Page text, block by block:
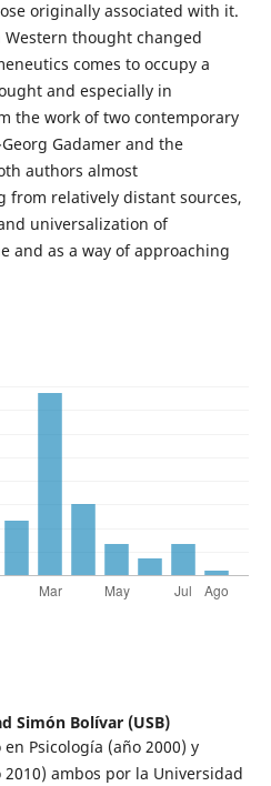
originally associated with it.
thought changed
comes to occupy a
and especially in
the work of two contemporary
Gadamer and the
authors almost
from relatively distant sources,
universalization of
and as a way of approaching
Simón Bolívar (USB)
Psicología (año 2000) y
ambos por la Universidad